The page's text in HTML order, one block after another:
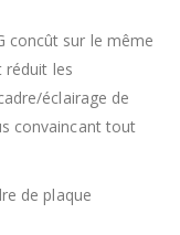
concût sur le même
réduit les
éclairage de
convaincant tout
de plaque